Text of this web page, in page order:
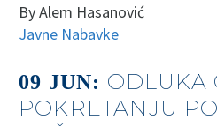
By Alem Hasanović
Javne Nabavke
09 JUN: ODLUKA
POKRETANJU